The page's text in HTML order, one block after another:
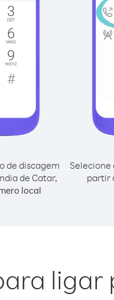
de discagem
de Catar,
local
Selecione
partir